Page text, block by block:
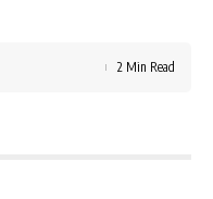
2 Min Read